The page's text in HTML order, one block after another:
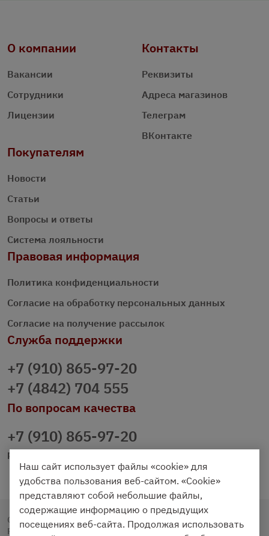
О компании
Вакансии
Сотрудники
Лицензии
Контакты
Реквизиты
Адреса магазинов
Телеграм
ВКонтакте
Покупателям
Новости
Статьи
Вопросы и ответы
Система лояльности
Правовая информация
Политика конфиденциальности
Согласие на обработку персональных данных
Согласие на получение рассылок
Служба поддержки
+7 (910) 865-97-20
+7 (4842) 704 555
По вопросам качества
+7 (910) 865-97-20
prazdnichniy40@palmi.ru
Copyright © 2020 - 2026. Праздничный Стол.
Разработка и продвижение - Vegas Studio
Наш сайт использует файлы «cookie» для
удобства пользования веб-сайтом. «Cookie»
представляют собой небольшие файлы,
содержащие информацию о предыдущих
посещениях веб-сайта. Продолжая использовать